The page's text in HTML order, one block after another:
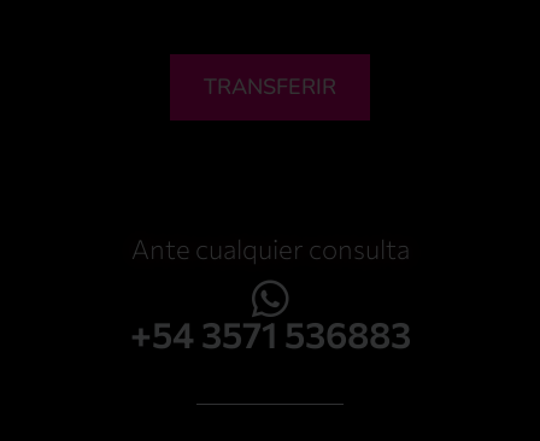
TRANSFERIR
Ante cualquier consulta
+54 3571 536883